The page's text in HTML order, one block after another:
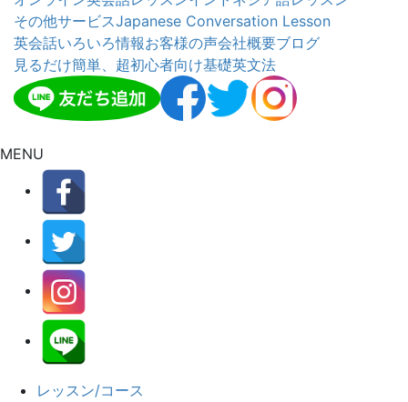
その他サービスJapanese Conversation Lesson
英会話いろいろ情報お客様の声会社概要ブログ
見るだけ簡単、超初心者向け基礎英文法
MENU
レッスン/コース